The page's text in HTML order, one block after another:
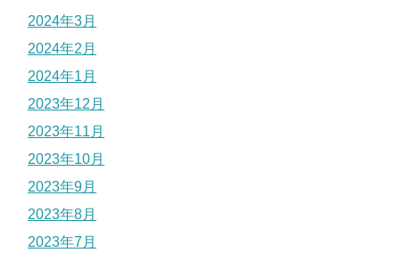
2024年3月
2024年2月
2024年1月
2023年12月
2023年11月
2023年10月
2023年9月
2023年8月
2023年7月